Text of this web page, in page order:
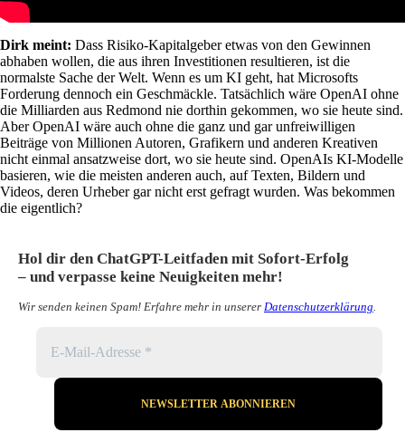
Dirk meint: Dass Risiko-Kapitalgeber etwas von den Gewinnen
abhaben wollen, die aus ihren Investitionen resultieren, ist die
normalste Sache der Welt. Wenn es um KI geht, hat Microsofts
Forderung dennoch ein Geschmäckle. Tatsächlich wäre OpenAI ohne
die Milliarden aus Redmond nie dorthin gekommen, wo sie heute sind.
Aber OpenAI wäre auch ohne die ganz und gar unfreiwilligen
Beiträge von Millionen Autoren, Grafikern und anderen Kreativen
nicht einmal ansatzweise dort, wo sie heute sind. OpenAIs KI-Modelle
basieren, wie die meisten anderen auch, auf Texten, Bildern und
Videos, deren Urheber gar nicht erst gefragt wurden. Was bekommen
die eigentlich?
Hol dir den ChatGPT-Leitfaden mit Sofort-Erfolg
– und verpasse keine Neuigkeiten mehr!
Wir senden keinen Spam! Erfahre mehr in unserer Datenschutzerklärung